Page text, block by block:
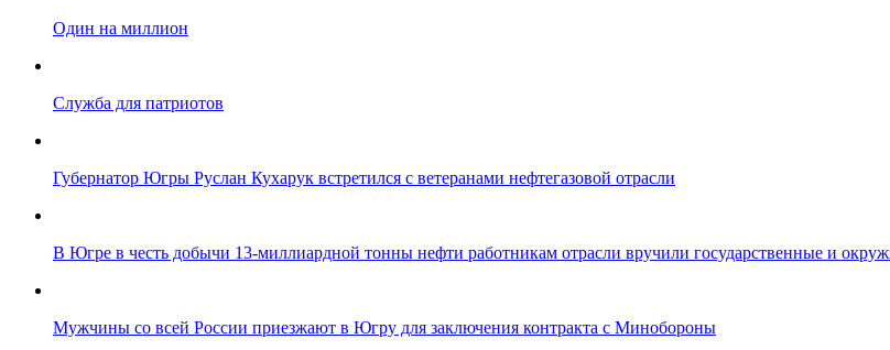
Один на миллион
Служба для патриотов
Губернатор Югры Руслан Кухарук встретился с ветеранами нефтегазовой отрасли
В Югре в честь добычи 13-миллиардной тонны нефти работникам отрасли вручили государственные и
Мужчины со всей России приезжают в Югру для заключения контракта с Минобороны